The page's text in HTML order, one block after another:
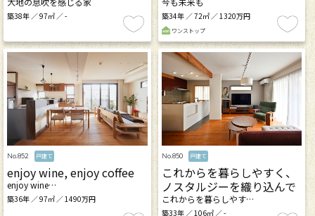
築38年 ／ 97㎡ ／ - 築34年 ／ 72㎡ ／ 1320万円
ワンストップ
No.852 戸建て
enjoy wine, enjoy coffee
enjoy wine…
築36年 ／ 97㎡ ／ 1490万円
No.850 戸建て
これからを暮らしやすく、
ノスタルジーを織り込んで
これからを暮らしやす…
築33年 ／ 106㎡ ／ -